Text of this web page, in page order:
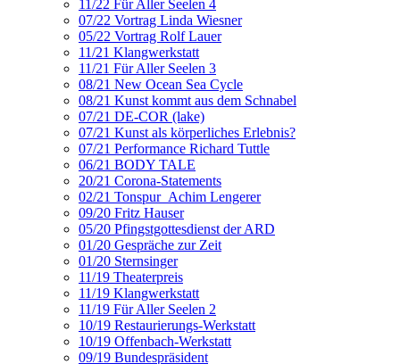
11/22 Für Aller Seelen 4
07/22 Vortrag Linda Wiesner
05/22 Vortrag Rolf Lauer
11/21 Klangwerkstatt
11/21 Für Aller Seelen 3
08/21 New Ocean Sea Cycle
08/21 Kunst kommt aus dem Schnabel
07/21 DE-COR (lake)
07/21 Kunst als körperliches Erlebnis?
07/21 Performance Richard Tuttle
06/21 BODY TALE
20/21 Corona-Statements
02/21 Tonspur_Achim Lengerer
09/20 Fritz Hauser
05/20 Pfingstgottesdienst der ARD
01/20 Gespräche zur Zeit
01/20 Sternsinger
11/19 Theaterpreis
11/19 Klangwerkstatt
11/19 Für Aller Seelen 2
10/19 Restaurierungs-Werkstatt
10/19 Offenbach-Werkstatt
09/19 Bundespräsident